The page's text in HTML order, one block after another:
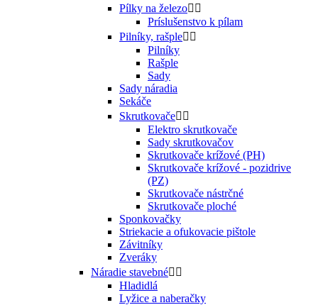
Pílky na železo 
Príslušenstvo k pílam
Pilníky, rašple 
Pilníky
Rašple
Sady
Sady náradia
Sekáče
Skrutkovače 
Elektro skrutkovače
Sady skrutkovačov
Skrutkovače krížové (PH)
Skrutkovače krížové - pozidrive
(PZ)
Skrutkovače nástrčné
Skrutkovače ploché
Sponkovačky
Striekacie a ofukovacie pištole
Závitníky
Zveráky
Náradie stavebné 
Hladidlá
Lyžice a naberačky